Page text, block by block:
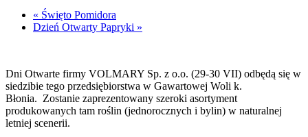
« Święto Pomidora
Dzień Otwarty Papryki »
Dni Otwarte firmy VOLMARY Sp. z o.o. (29-30 VII) odbędą się w
siedzibie tego przedsiębiorstwa w Gawartowej Woli k.
Błonia. Zostanie zaprezentowany szeroki asortyment
produkowanych tam roślin (jednorocznych i bylin) w naturalnej
letniej scenerii.